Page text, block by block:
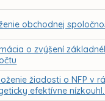
obchodnej
o zvýšení
žiadosti o NFP v
efektívne